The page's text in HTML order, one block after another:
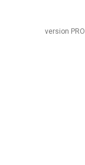
version PRO